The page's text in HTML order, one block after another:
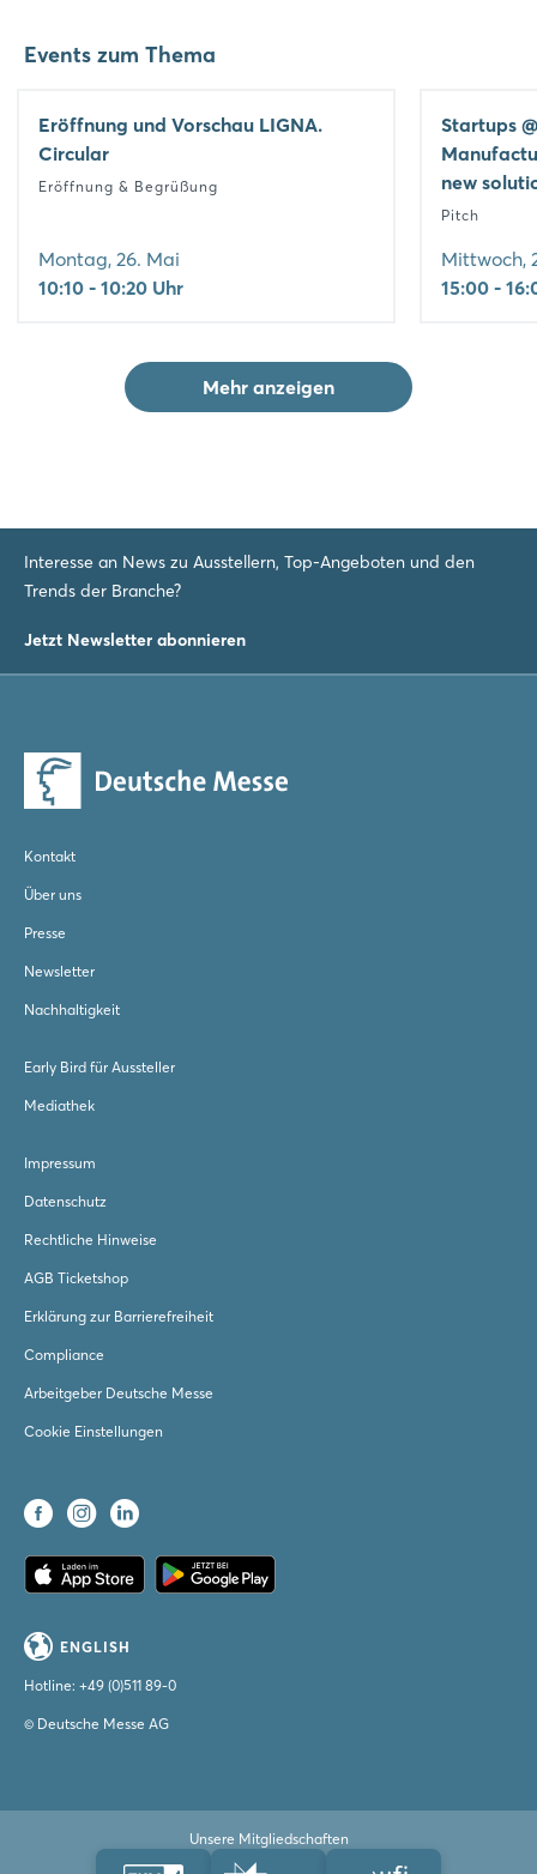
Events zum Thema
Eröffnung und Vorschau LIGNA.
Circular
Eröffnung & Begrüßung
Montag, 26. Mai
10:10 - 10:20 Uhr
Startups
new
Pitch
Mittwoch,
15:00 -
Mehr anzeigen
Interesse an News zu Ausstellern, Top-Angeboten und den
Trends der Branche?
Jetzt Newsletter abonnieren
Kontakt
Über uns
Presse
Newsletter
Nachhaltigkeit
Early Bird für Aussteller
Mediathek
Impressum
Datenschutz
Rechtliche Hinweise
AGB Ticketshop
Erklärung zur Barrierefreiheit
Compliance
Arbeitgeber Deutsche Messe
Cookie Einstellungen
ENGLISH
Hotline: +49 (0)511 89-0
© Deutsche Messe AG
Unsere Mitgliedschaften